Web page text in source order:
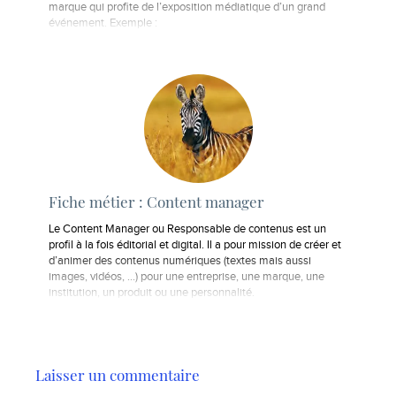
marque qui profite de l’exposition médiatique d’un grand
événement. Exemple :
Fiche métier : Content manager
Le Content Manager ou Responsable de contenus est un
profil à la fois éditorial et digital. Il a pour mission de créer et
d’animer des contenus numériques (textes mais aussi
images, vidéos, …) pour une entreprise, une marque, une
institution, un produit ou une personnalité.
Laisser un commentaire